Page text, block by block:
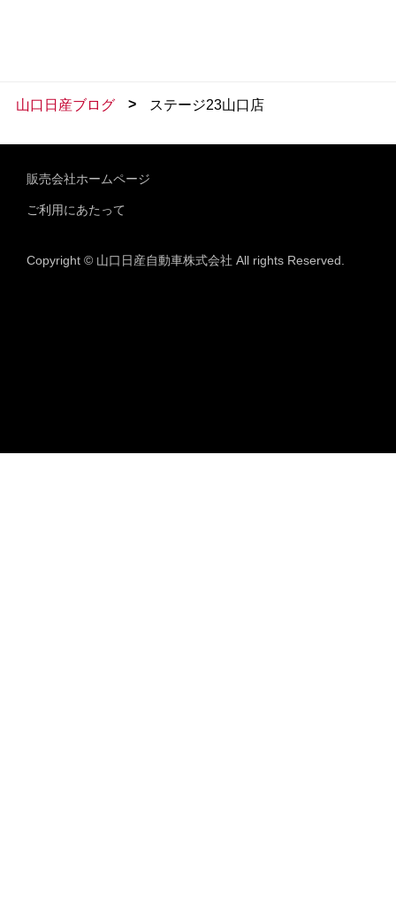
山口日産ブログ > ステージ23山口店
販売会社ホームページ
ご利用にあたって
Copyright © 山口日産自動車株式会社 All rights Reserved.